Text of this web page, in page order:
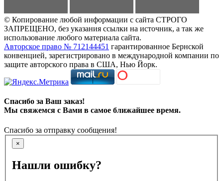
© Копирование любой информации с сайта СТРОГО
ЗАПРЕЩЕНО, без указания ссылки на источник, а так же
использование любого материала сайта.
Авторское право № 712144451 гарантированное Бернской
конвенцией, зарегистрировано в международной компании по
защите авторского права в США, Нью Йорк.
Спасибо за Ваш заказ!
Мы свяжемся с Вами в самое ближайшее время.
Спасибо за отправку сообщения!
×
Нашли ошибку?